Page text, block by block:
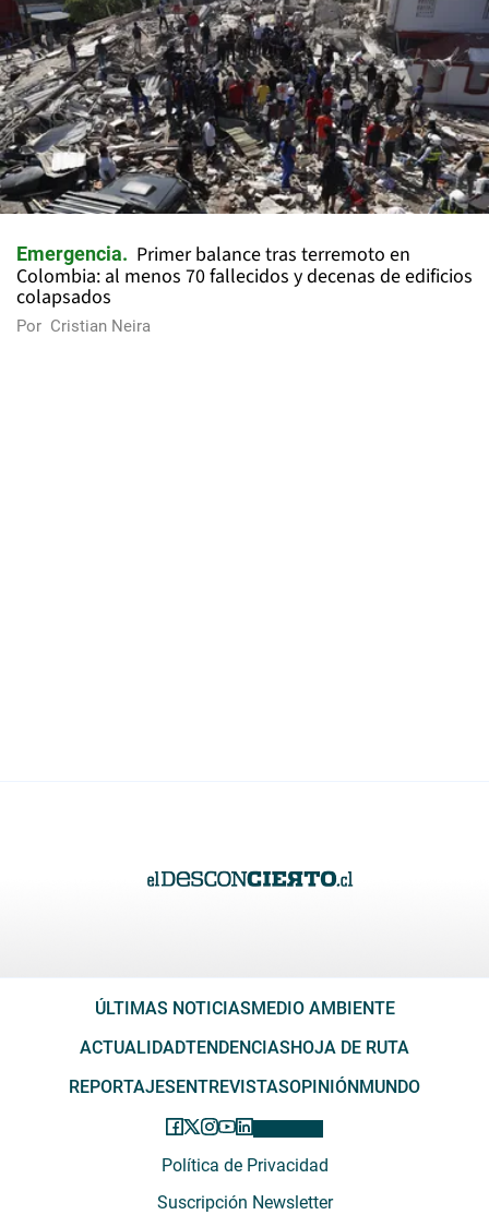
Emergencia
Primer balance tras terremoto en
Colombia: al menos 70 fallecidos y decenas de edificios
colapsados
Por Cristian Neira
ÚLTIMAS NOTICIAS MEDIO AMBIENTE
ACTUALIDADTENDENCIAS HOJA DE RUTA
REPORTAJES ENTREVISTASOPINIÓN MUNDO
Política de Privacidad
Suscripción Newsletter